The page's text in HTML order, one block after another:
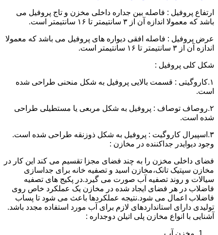
ارتفاع پروفیل : فاصله بین جداره داخلی مخزن و تاج پروفیل می
باشد که معمولا اندازه آن از ۳ سانتیمتر تا ۱۶ سانتیمتر است.
عرض پروفیل : فاصله افقی دیواره های پروفیل می باشد که معمولا
اندازه آن از ۳ سانتیمتر تا ۱۶ سانتیمتر است.
شکل کلی پروفیل :
۱.کاروگیتی : قسمت بالایی پروفیل به شکل منحنی طراحی شده
است.
۲.روصاف توصاف : پروفیل به شکل مربعی یا مستطیلی طراحی
شده است.
۳.اسپیرال کاروگیت : پروفیل به شکل ذوزنقه طراحی شده است.
وجود دیوایدر جداکننده در مخازن :
فضای داخلی مخزن را به چند فضای مجزا تقسیم می کند این کار در
مخازن سپتیک تانک،مخازن اسید و تصفیه خانه برای جداسازی
سیالات و روند تصفیه آب صورت می گیرد.در پکیج های تصفیه
فاضلاب در هر فضای ایجاد شده در مخازن یک عملکرد خاص روی
فاضلاب اعمال می شود.نتیجه عملکردها باعث می شود تا پساب
تولیدی دارای استانداردهای لازم برای آب مورد استفاده مجدد باشد.
آشنایی با انواع مخازن پلی اتیلن دوجداره :
مخزن آب